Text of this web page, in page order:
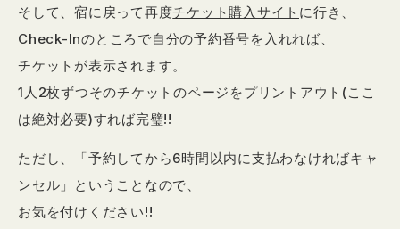
そして、宿に戻って再度チケット購入サイト に行き、
Check-Inのところで自分の予約番号を入れれば、
チケットが表示されます。
1人2枚ずつそのチケットのページをプリントアウト(ここ
は絶対必要)すれば完璧!!
ただし、「予約してから6時間以内に支払わなければキャ
ンセル」ということなので、
お気を付けください!!